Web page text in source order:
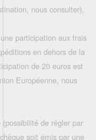
nous consulter),
participation aux frais
en dehors de la
de 20 euros est
Européenne, nous
de régler par
soit émis par une